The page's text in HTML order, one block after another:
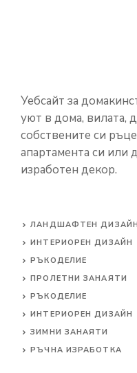
Уебсайт за
уют в дома, вилата,
собствените си
апартамента си или
изработен декор.
ЛАНДШАФТЕН ДИЗАЙН
ИНТЕРИОРЕН ДИЗАЙН
РЪКОДЕЛИЕ
ПРОЛЕТНИ ЗАНАЯТИ
РЪКОДЕЛИЕ
ИНТЕРИОРЕН ДИЗАЙН
ЗИМНИ ЗАНАЯТИ
РЪЧНА ИЗРАБОТКА